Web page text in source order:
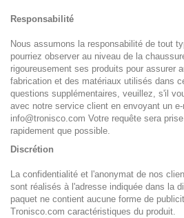
Responsabilité
Nous assumons la responsabilité de tout
pourriez observer au niveau de la
rigoureusement ses produits pour assurer
fabrication et des matériaux utilisés dans
questions supplémentaires, veuillez, s'il
avec notre service client en envoyant un
info@tronisco.com Votre requête sera
rapidement que possible.
Discrétion
La confidentialité et l'anonymat de nos
sont réalisés à l'adresse indiquée dans la
paquet ne contient aucune forme de
Tronisco.com caractéristiques du produit.